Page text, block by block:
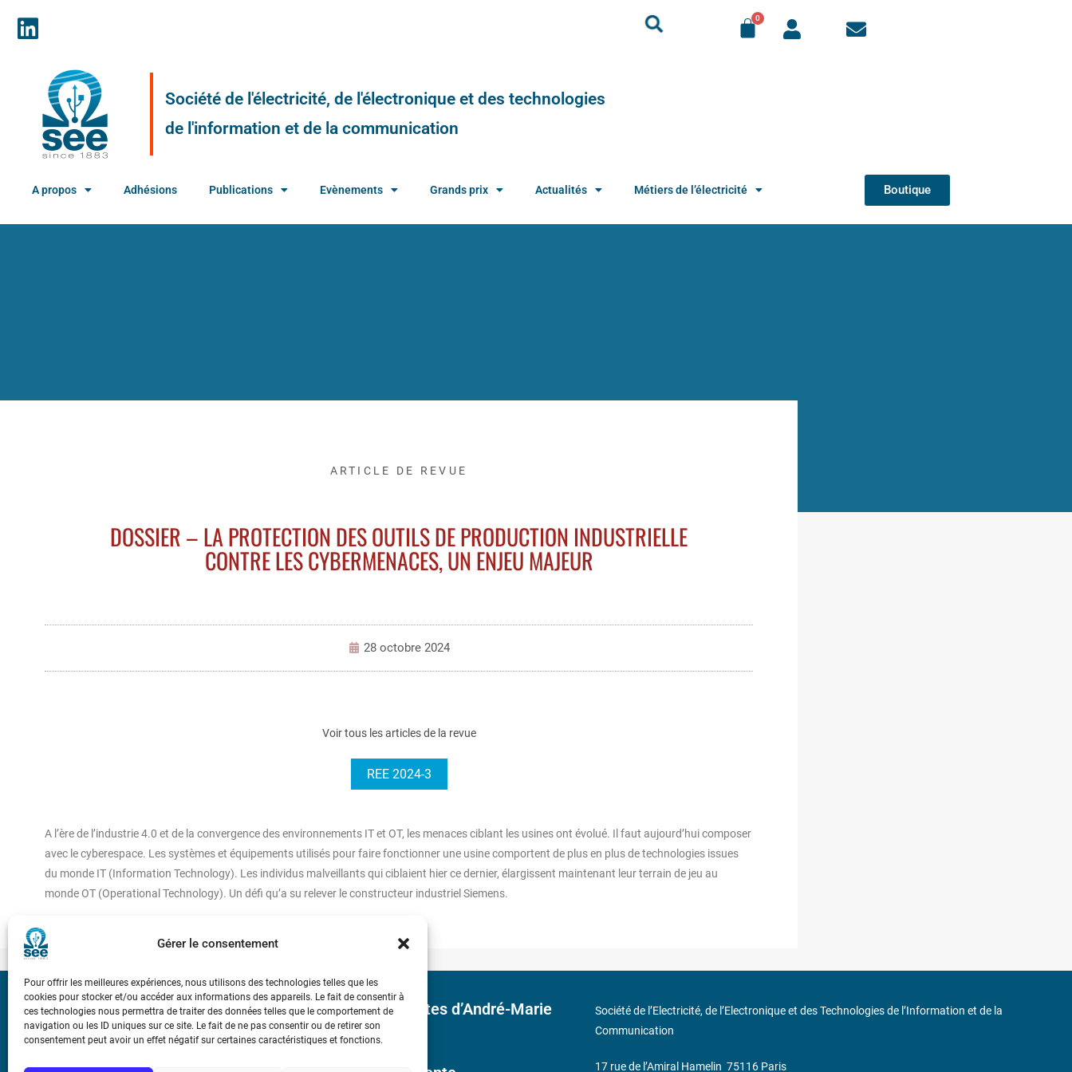
Gérer le consentement
Pour offrir les meilleures expériences, nous utilisons des technologies telles que les
cookies pour stocker et/ou accéder aux informations des appareils. Le fait de consentir à
ces technologies nous permettra de traiter des données telles que le comportement de
navigation ou les ID uniques sur ce site. Le fait de ne pas consentir ou de retirer son
consentement peut avoir un effet négatif sur certaines caractéristiques et fonctions.
Société de l'électricité, de l'électronique et des technologies
de l'information et de la communication
A propos Adhésions Publications Evènements Grands prix Actualités Métiers de l’électricité Boutique
ARTICLE DE REVUE
DOSSIER – LA PROTECTION DES OUTILS DE PRODUCTION INDUSTRIELLE
CONTRE LES CYBERMENACES, UN ENJEU MAJEUR
28 octobre 2024
Voir tous les articles de la revue
REE 2024-3
A l’ère de l’industrie 4.0 et de la convergence des environnements IT et OT, les menaces ciblant les usines ont évolué. Il faut aujourd’hui composer
avec le cyberespace. Les systèmes et équipements utilisés pour faire fonctionner une usine comportent de plus en plus de technologies issues
du monde IT (Information Technology). Les individus malveillants qui ciblaient hier ce dernier, élargissent maintenant leur terrain de jeu au
monde OT (Operational Technology). Un défi qu’a su relever le constructeur industriel Siemens.
Bicentenaire des découvertes d’André-Marie
Ampère
Société de l’Electricité, de l’Electronique et des Technologies de l’Information et de la
Communication
17 rue de l’Amiral Hamelin 75116 Paris